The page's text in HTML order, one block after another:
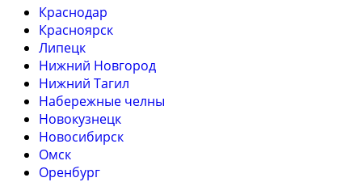
Краснодар
Красноярск
Липецк
Нижний Новгород
Нижний Тагил
Набережные челны
Новокузнецк
Новосибирск
Омск
Оренбург